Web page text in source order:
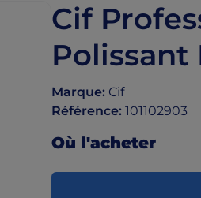
Cif
Polissant
Marque: Cif
Référence: 101102903
Où l'acheter